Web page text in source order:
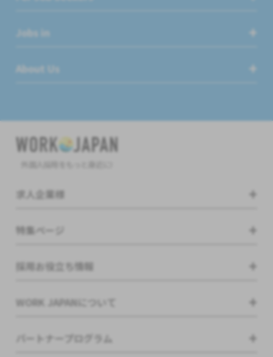
Jobs in
About Us
求人企業様
特集ページ
採用お役立ち情報
WORK JAPANについて
パートナープログラム